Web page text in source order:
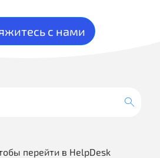
с нами
перейти в HelpDesk